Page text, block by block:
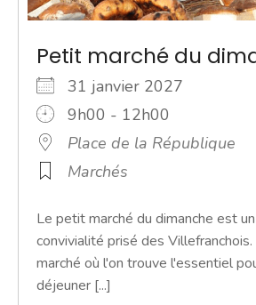
Petit marché du
31 janvier 2027
9h00 - 12h00
Place de la République
Marchés
Le petit marché du dimanche est
convivialité prisé des
marché où l'on trouve l'essentiel
déjeuner [...]